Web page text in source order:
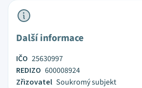
Další informace
IČO 25630997
REDIZO 600008924
Zřizovatel Soukromý subjekt